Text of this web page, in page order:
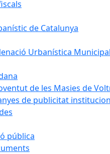
de Catalunya
Urbanística
de les Masies de
de publicitat
pública